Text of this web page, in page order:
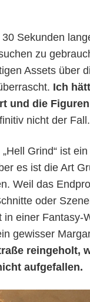
Sekunden
zu
Assets über
Ich
und die
nicht der Fall.
Grind“ ist
es ist die Art
Weil das
oder
einer Fantasy-
gewisser
reingeholt,
aufgefallen.
Higgsfield